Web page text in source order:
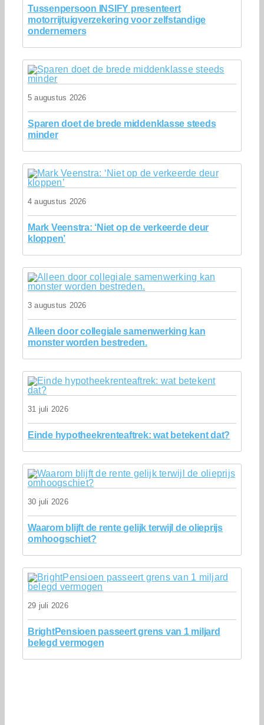
Tussenpersoon INSIFY presenteert
motorrijtuigverzekering voor zelfstandige
ondernemers
5 augustus 2026
Sparen doet de brede middenklasse steeds
minder
4 augustus 2026
Mark Veenstra: ‘Niet op de verkeerde deur
kloppen’
3 augustus 2026
Alleen door collegiale samenwerking kan
monster worden bestreden.
31 juli 2026
Einde hypotheekrenteaftrek: wat betekent dat?
30 juli 2026
Waarom blijft de rente gelijk terwijl de olieprijs
omhoogschiet?
29 juli 2026
BrightPensioen passeert grens van 1 miljard
belegd vermogen